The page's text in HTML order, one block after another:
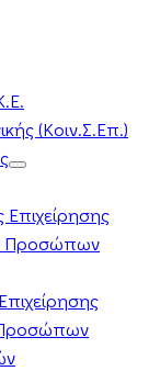
(Κοιν.Σ.Επ.)
Προσώπων